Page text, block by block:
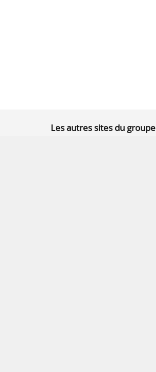
Les autres sites du groupe